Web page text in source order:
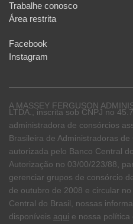
Trabalhe conosco
Área restrita
Facebook
Instagram
A MASSEY FERGUSON
LTDA., inscrita sob CNPJ no
administradora de consórcios
Brasileira de Administradoras
autorizada pelo Banco Central
Autorização no 03/00/223/88,
gerenciar grupos de consórcio
de outubro de 2008 e circular
Central do Brasil, nossas
disponíveis aqui e nossa política